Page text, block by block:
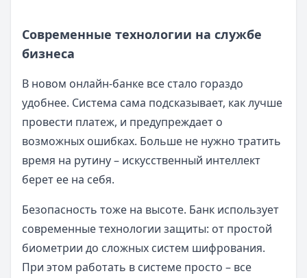
Современные технологии на службе
бизнеса
В новом онлайн-банке все стало гораздо
удобнее. Система сама подсказывает, как лучше
провести платеж, и предупреждает о
возможных ошибках. Больше не нужно тратить
время на рутину – искусственный интеллект
берет ее на себя.
Безопасность тоже на высоте. Банк использует
современные технологии защиты: от простой
биометрии до сложных систем шифрования.
При этом работать в системе просто – все